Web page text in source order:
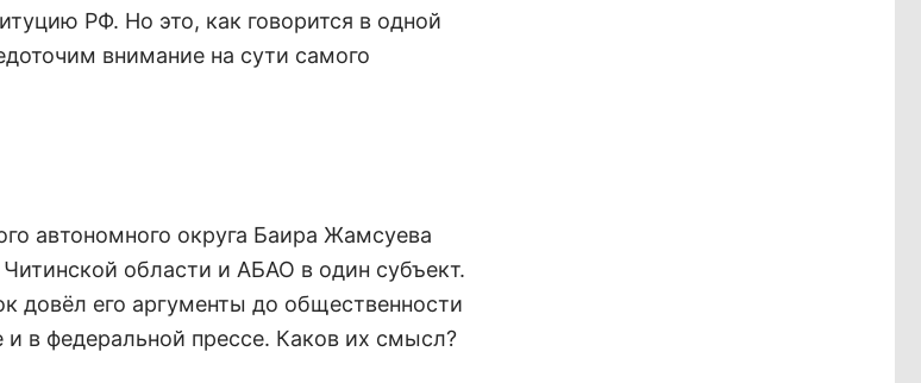
РФ. Но это, как говорится в одной
внимание на сути самого
автономного округа Баира Жамсуева
области и АБАО в один субъект.
довёл его аргументы до общественности
в федеральной прессе. Каков их смысл?